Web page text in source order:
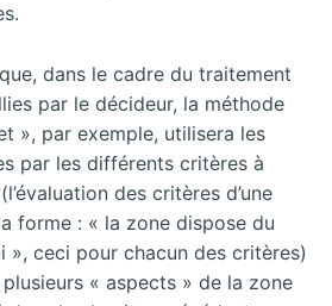
dans le cadre du traitement
par le décideur, la méthode
», par exemple, utilisera les
par les différents critères à
des critères d’une
forme : « la zone dispose du
», ceci pour chacun des critères)
plusieurs « aspects » de la zone